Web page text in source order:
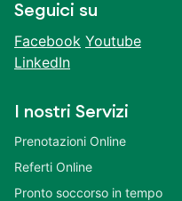
Seguici su
Facebook Youtube
LinkedIn
I nostri Servizi
Prenotazioni Online
Referti Online
Pronto soccorso in tempo